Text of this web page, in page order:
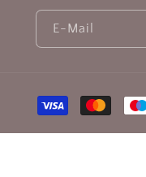
E-Mail
Zahlungsmethoden